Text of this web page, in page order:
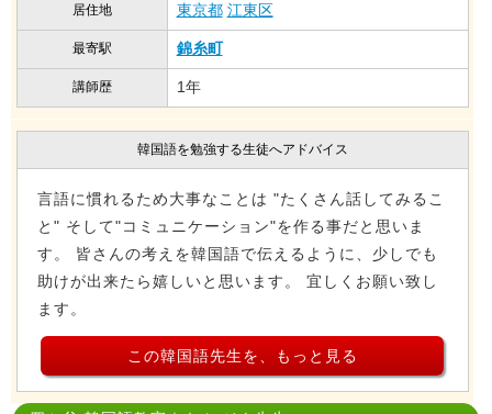
居住地 東京都 江東区
最寄駅 錦糸町
講師歴 1年
韓国語を勉強する生徒へアドバイス
言語に慣れるため大事なことは "たくさん話してみるこ
と" そして"コミュニケーション"を作る事だと思いま
す。 皆さんの考えを韓国語で伝えるように、少しでも
助けが出来たら嬉しいと思います。 宜しくお願い致し
ます。
この韓国語先生を、もっと見る